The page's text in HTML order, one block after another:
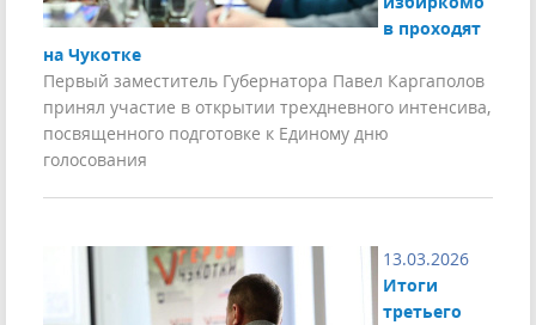
в проходят
на Чукотке
Первый заместитель Губернатора Павел Каргаполов
принял участие в открытии трехдневного интенсива,
посвященного подготовке к Единому дню
голосования
13.03.2026
Итоги
третьего